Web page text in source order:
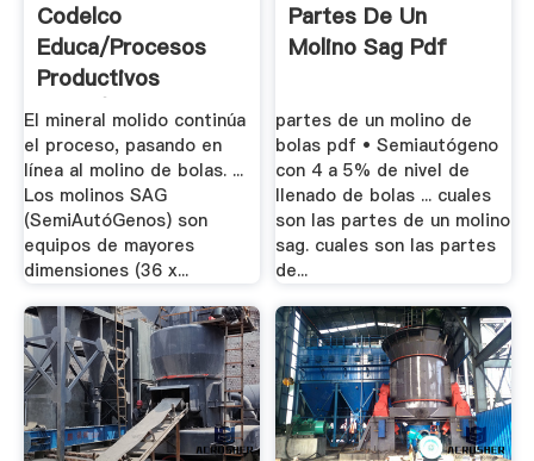
Codelco
Educa/Procesos
Productivos
Lares/Chancado Y.
El mineral molido continúa
el proceso, pasando en
línea al molino de bolas. ...
Los molinos SAG
(SemiAutóGenos) son
equipos de mayores
dimensiones (36 x...
Partes De Un
Molino Sag Pdf
partes de un molino de
bolas pdf • Semiautógeno
con 4 a 5% de nivel de
llenado de bolas ... cuales
son las partes de un molino
sag. cuales son las partes
de...